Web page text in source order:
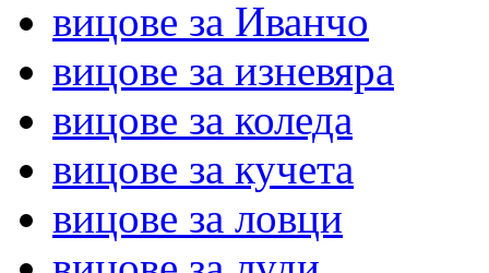
вицове за Иванчо
вицове за изневяра
вицове за коледа
вицове за кучета
вицове за ловци